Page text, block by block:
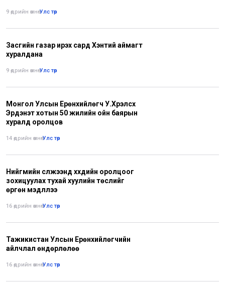
9 өдрийн өмнө•Улс төр
Засгийн газар ирэх сард Хэнтий аймагт
хуралдана
9 өдрийн өмнө•Улс төр
Монгол Улсын Ерөнхийлөгч У.Хүрэлсүх
Эрдэнэт хотын 50 жилийн ойн баярын
хуралд оролцов
14 өдрийн өмнө•Улс төр
Нийгмийн сүлжээнд хүүхдийн оролцоог
зохицуулах тухай хуулийн төслийг
өргөн мэдүүллээ
16 өдрийн өмнө•Улс төр
Тажикистан Улсын Ерөнхийлөгчийн
айлчлал өндөрлөлөө
16 өдрийн өмнө•Улс төр